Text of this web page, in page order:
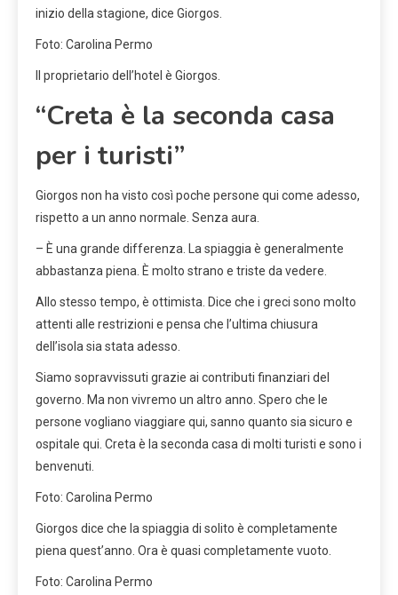
inizio della stagione, dice Giorgos.
Foto: Carolina Permo
Il proprietario dell’hotel è Giorgos.
“Creta è la seconda casa
per i turisti”
Giorgos non ha visto così poche persone qui come adesso,
rispetto a un anno normale. Senza aura.
– È una grande differenza. La spiaggia è generalmente
abbastanza piena. È molto strano e triste da vedere.
Allo stesso tempo, è ottimista. Dice che i greci sono molto
attenti alle restrizioni e pensa che l’ultima chiusura
dell’isola sia stata adesso.
Siamo sopravvissuti grazie ai contributi finanziari del
governo. Ma non vivremo un altro anno. Spero che le
persone vogliano viaggiare qui, sanno quanto sia sicuro e
ospitale qui. Creta è la seconda casa di molti turisti e sono i
benvenuti.
Foto: Carolina Permo
Giorgos dice che la spiaggia di solito è completamente
piena quest’anno. Ora è quasi completamente vuoto.
Foto: Carolina Permo